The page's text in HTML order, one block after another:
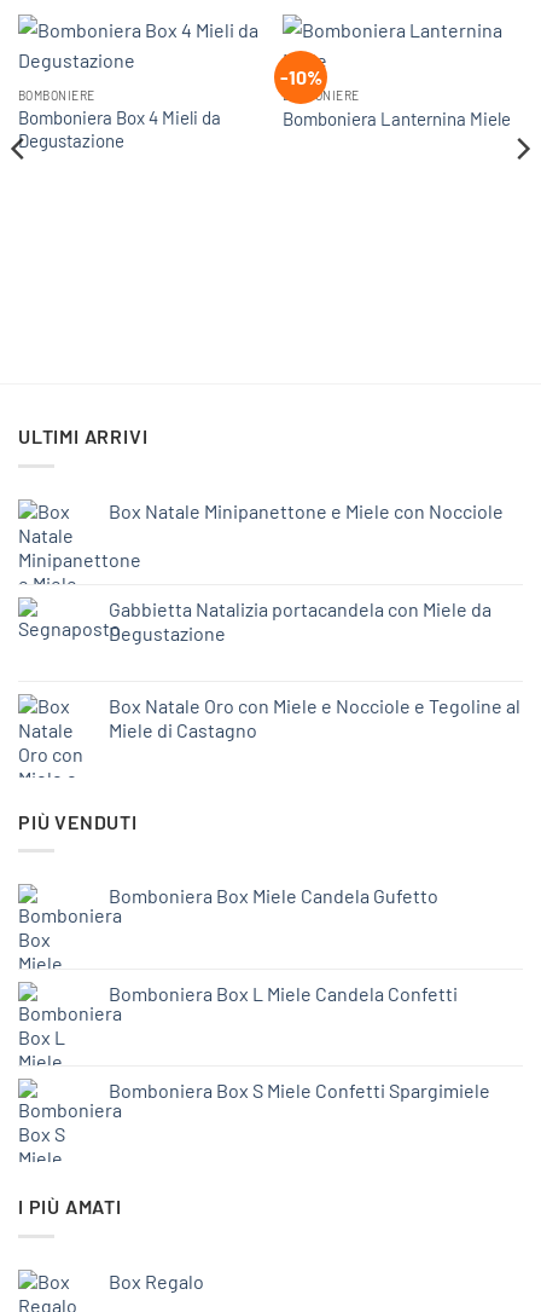
BOMBONIERE
Bomboniera Box 4 Mieli da
Degustazione
-10%
BOMBONIERE
Bomboniera Lanternina Miele
ULTIMI ARRIVI
Box Natale Minipanettone e Miele con Nocciole
Gabbietta Natalizia portacandela con Miele da
Degustazione
Box Natale Oro con Miele e Nocciole e Tegoline al
Miele di Castagno
PIÙ VENDUTI
Bomboniera Box Miele Candela Gufetto
Bomboniera Box L Miele Candela Confetti
Bomboniera Box S Miele Confetti Spargimiele
I PIÙ AMATI
Box Regalo